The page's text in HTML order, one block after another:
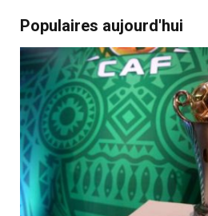
Populaires aujourd'hui